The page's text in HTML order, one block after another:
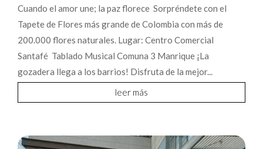
Cuando el amor une; la paz florece Sorpréndete con el
Tapete de Flores más grande de Colombia con más de
200.000 flores naturales. Lugar: Centro Comercial
Santafé Tablado Musical Comuna 3 Manrique ¡La
gozadera llega a los barrios! Disfruta de la mejor...
leer más